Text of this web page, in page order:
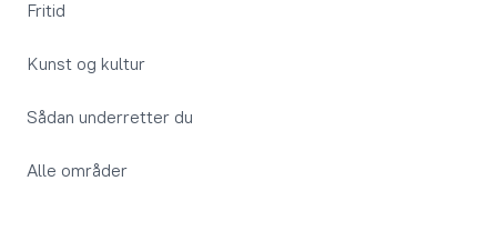
Fritid
Kunst og kultur
Sådan underretter du
Alle områder